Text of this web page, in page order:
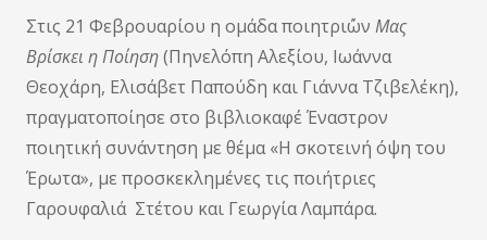
Στις 21 Φεβρουαρίου η ομάδα ποιητρι΄ών Μας
Βρίσκει η Ποίηση(Πηνελόπη Αλεξίου, Ιωάννα
Θεοχάρη, Ελισάβετ Παπούδη και Γιάννα Τζιβελέκη),
πραγματοποίησε στο βιβλιοκαφέ Έναστρον
ποιητική συνάντηση με θέμα «Η σκοτεινή όψη του
Έρωτα», με προσκεκλημένες τις ποιήτριες
Γαρουφαλιά Στέτου και Γεωργία Λαμπάρα.